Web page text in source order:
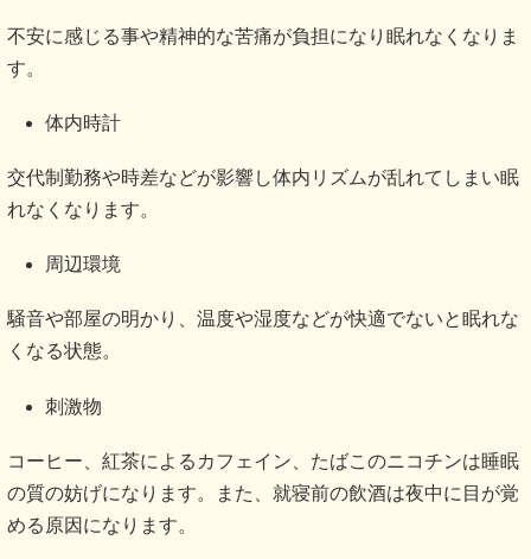
不安に感じる事や精神的な苦痛が負担になり眠れなくなりま
す。
体内時計
交代制勤務や時差などが影響し体内リズムが乱れてしまい眠
れなくなります。
周辺環境
騒音や部屋の明かり、温度や湿度などが快適でないと眠れな
くなる状態。
刺激物
コーヒー、紅茶によるカフェイン、たばこのニコチンは睡眠
の質の妨げになります。また、就寝前の飲酒は夜中に目が覚
める原因になります。